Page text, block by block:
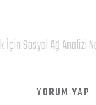
YORUM YAP